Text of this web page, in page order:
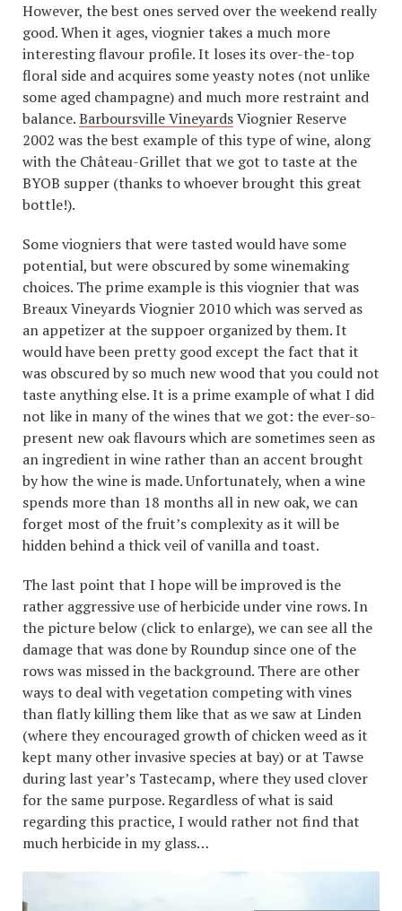
However, the best ones served over the weekend really
good. When it ages, viognier takes a much more
interesting flavour profile. It loses its over-the-top
floral side and acquires some yeasty notes (not unlike
some aged champagne) and much more restraint and
balance.Barboursville VineyardsViognier Reserve
2002 was the best example of this type of wine, along
with the Château-Grillet that we got to taste at the
BYOB supper (thanks to whoever brought this great
bottle!).
Some viogniers that were tasted would have some
potential, but were obscured by some winemaking
choices. The prime example is this viognier that was
Breaux Vineyards Viognier 2010 which was served as
an appetizer at the suppoer organized by them. It
would have been pretty good except the fact that it
was obscured by so much new wood that you could not
taste anything else. It is a prime example of what I did
not like in many of the wines that we got: the ever-so-
present new oak flavours which are sometimes seen as
an ingredient in wine rather than an accent brought
by how the wine is made. Unfortunately, when a wine
spends more than 18 months all in new oak, we can
forget most of the fruit’s complexity as it will be
hidden behind a thick veil of vanilla and toast.
The last point that I hope will be improved is the
rather aggressive use of herbicide under vine rows. In
the picture below (click to enlarge), we can see all the
damage that was done by Roundup since one of the
rows was missed in the background. There are other
ways to deal with vegetation competing with vines
than flatly killing them like that as we saw at Linden
(where they encouraged growth of chicken weed as it
kept many other invasive species at bay) or at Tawse
during last year’s Tastecamp, where they used clover
for the same purpose. Regardless of what is said
regarding this practice, I would rather not find that
much herbicide in my glass…